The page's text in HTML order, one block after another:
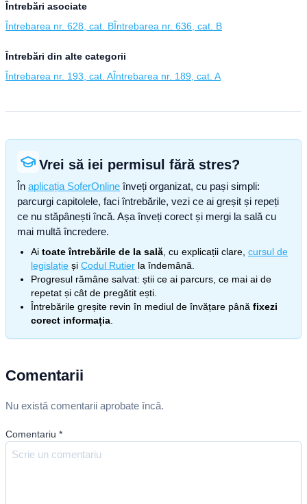
Întrebări asociate
Întrebarea nr. 628, cat. BÎntrebarea nr. 636, cat. B
Întrebări din alte categorii
Întrebarea nr. 193, cat. AÎntrebarea nr. 189, cat. A
Vrei să iei permisul fără stres?
În aplicația SoferOnline înveți organizat, cu pași simpli:
parcurgi capitolele, faci întrebările, vezi ce ai greșit și repeți
ce nu stăpânești încă. Așa înveți corect și mergi la sală cu
mai multă încredere.
Ai toate întrebările de la sală , cu explicații clare, cursul de
legislație și Codul Rutier la îndemână.
Progresul rămâne salvat: știi ce ai parcurs, ce mai ai de
repetat și cât de pregătit ești.
Întrebările greșite revin în mediul de învățare până fixezi
corect informația
Comentarii
Nu există comentarii aprobate încă.
Comentariu *